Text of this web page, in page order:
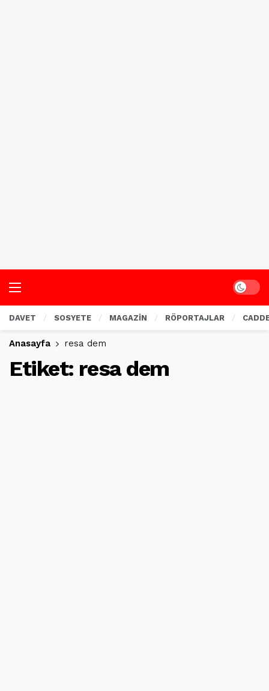
Dark
DAVET SOSYETE MAGAZİN RÖPORTAJLAR
Anasayfa resa dem
Etiket: resa dem